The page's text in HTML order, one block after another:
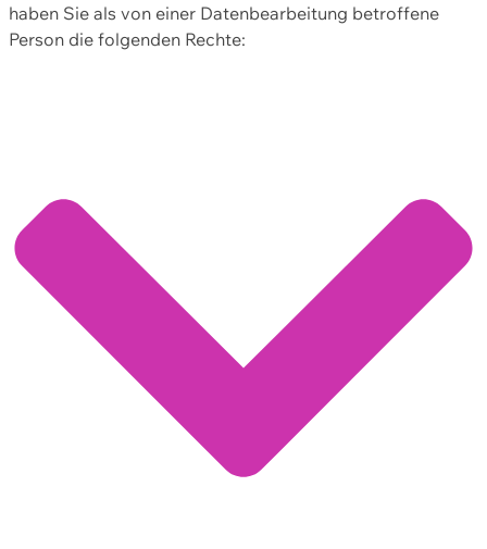
haben Sie als von einer Datenbearbeitung betroffene
Person die folgenden Rechte: